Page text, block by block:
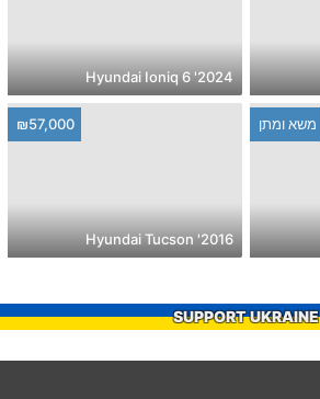
2024' Hyundai Ioniq 6
משא ומתן ₪57,000
2016' Hyundai Tucson
SUPPORT UKRAINE